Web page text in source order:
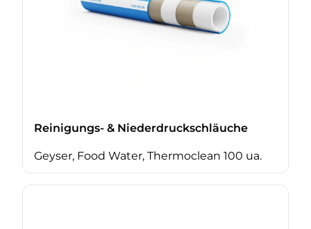
Reinigungs- & Niederdruckschläuche
Geyser, Food Water, Thermoclean 100 ua.